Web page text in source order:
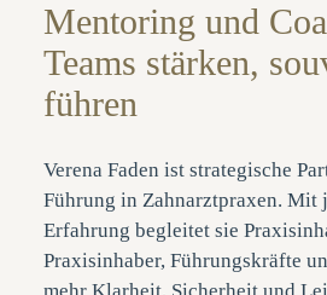
Mentoring und
Teams stärken,
führen
Verena Faden ist strategische
Führung in Zahnarztpraxen. Mit
Erfahrung begleitet sie
Praxisinhaber, Führungskräfte